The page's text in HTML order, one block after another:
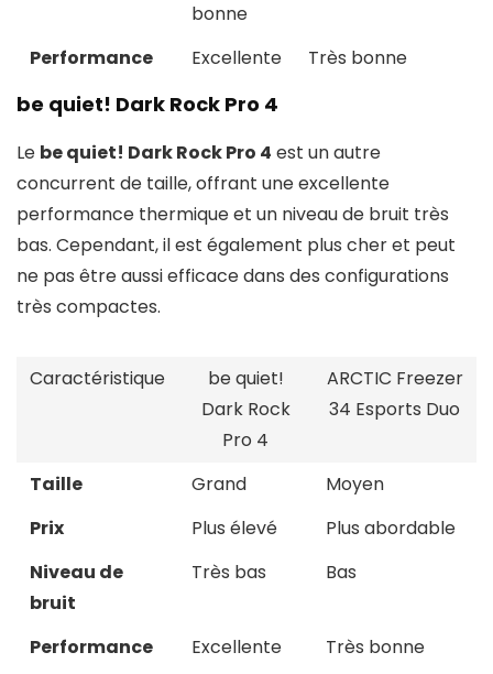
bonne
Performance Excellente Très bonne
be quiet! Dark Rock Pro 4
Le be quiet! Dark Rock Pro 4 est un autre
concurrent de taille, offrant une excellente
performance thermique et un niveau de bruit très
bas. Cependant, il est également plus cher et peut
ne pas être aussi efficace dans des configurations
très compactes.
Caractéristique
be quiet!
Dark Rock
Pro 4
ARCTIC Freezer
34 Esports Duo
Taille Grand
Moyen
Prix
Plus élevé
Plus abordable
Niveau de
bruit
Très bas Bas
Performance Excellente Très bonne